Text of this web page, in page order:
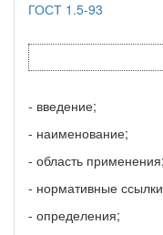
ГОСТ 1.5-93
- введение;
- наименование;
- область применения;
- нормативные
- определения;